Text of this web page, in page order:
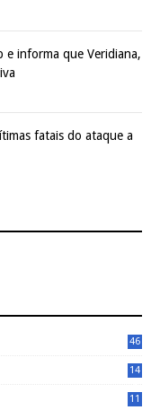
e informa que Veridiana,
fatais do ataque a
46
14
11